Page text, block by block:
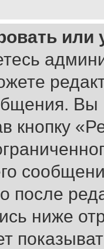
Вы
кнопку
после
ниже